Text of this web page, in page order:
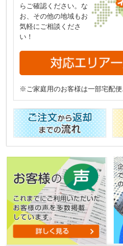
らご確認ください。な
お、その他の地域もお
気軽にご相談くださ
い！
※ご家庭用のお客様は一部宅配便